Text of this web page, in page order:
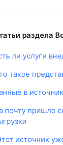
раздела
ли услуги
такое
в
почту пришло
источник